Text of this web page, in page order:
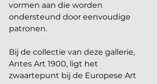
vormen aan die worden
ondersteund door eenvoudige
patronen.
Bij de collectie van deze gallerie,
Antes Art 1900, ligt het
zwaartepunt bij de Europese Art